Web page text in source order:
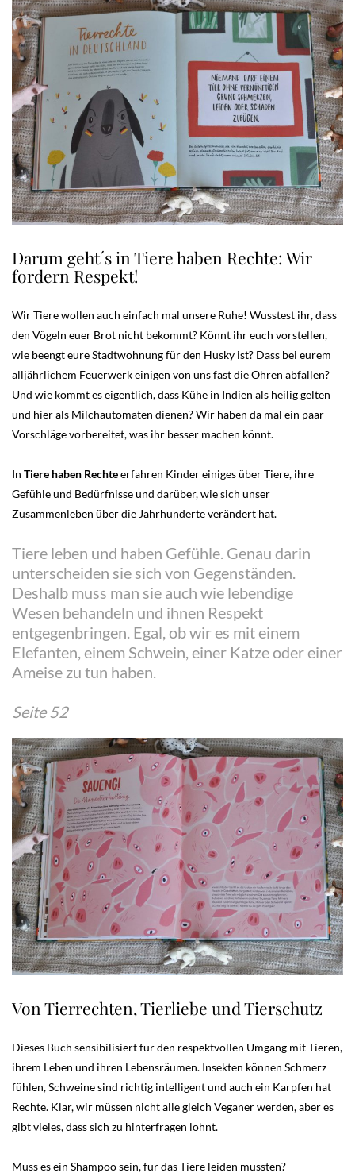
Darum geht´s in Tiere haben Rechte: Wir
fordern Respekt!
Wir Tiere wollen auch einfach mal unsere Ruhe! Wusstest ihr, dass
den Vögeln euer Brot nicht bekommt? Könnt ihr euch vorstellen,
wie beengt eure Stadtwohnung für den Husky ist? Dass bei eurem
alljährlichem Feuerwerk einigen von uns fast die Ohren abfallen?
Und wie kommt es eigentlich, dass Kühe in Indien als heilig gelten
und hier als Milchautomaten dienen? Wir haben da mal ein paar
Vorschläge vorbereitet, was ihr besser machen könnt.
In Tiere haben Rechteerfahren Kinder einiges über Tiere, ihre
Gefühle und Bedürfnisse und darüber, wie sich unser
Zusammenleben über die Jahrhunderte verändert hat.
Tiere leben und haben Gefühle. Genau darin
unterscheiden sie sich von Gegenständen.
Deshalb muss man sie auch wie lebendige
Wesen behandeln und ihnen Respekt
entgegenbringen. Egal, ob wir es mit einem
Elefanten, einem Schwein, einer Katze oder einer
Ameise zu tun haben.
Seite 52
Von Tierrechten, Tierliebe und Tierschutz
Dieses Buch sensibilisiert für den respektvollen Umgang mit Tieren,
ihrem Leben und ihren Lebensräumen. Insekten können Schmerz
fühlen, Schweine sind richtig intelligent und auch ein Karpfen hat
Rechte. Klar, wir müssen nicht alle gleich Veganer werden, aber es
gibt vieles, dass sich zu hinterfragen lohnt.
Muss es ein Shampoo sein, für das Tiere leiden mussten?